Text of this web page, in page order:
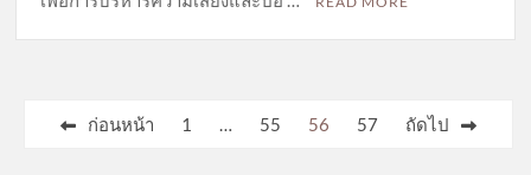
Postsก่อนหน้า 1 … 55 56 57 ถัดไป